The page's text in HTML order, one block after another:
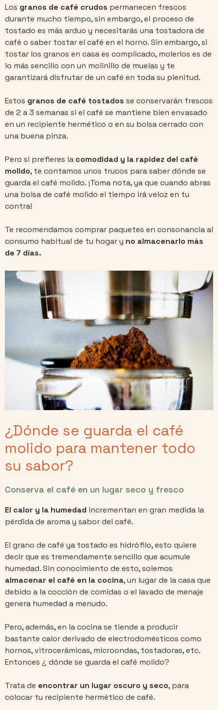
Los granos de café crudos permanecen frescos
durante mucho tiempo, sin embargo, el proceso de
tostado es más arduo y necesitarás una tostadora de
café o saber tostar el café en el horno. Sin embargo, si
tostar los granos en casa es complicado, molerlos es de
lo más sencillo con un molinillo de muelas y te
garantizará disfrutar de un café en toda su plenitud.
Estos granos de café tostados se conservarán frescos
de 2 a 3 semanas si el café se mantiene bien envasado
en un recipiente hermético o en su bolsa cerrado con
una buena pinza.
Pero si prefieres la comodidad y la rapidez del café
molido, te contamos unos trucos para saber dónde se
guarda el café molido. ¡Toma nota, ya que cuando abras
una bolsa de café molido el tiempo irá veloz en tu
contra!
Te recomendamos comprar paquetes en consonancia al
consumo habitual de tu hogar y no almacenarlo más
de 7 días.
¿Dónde se guarda el café
molido para mantener todo
su sabor?
Conserva el café en un lugar seco y fresco
El calor y la humedad incrementan en gran medida la
pérdida de aroma y sabor del café.
El grano de café ya tostado es hidrófilo, esto quiere
decir que es tremendamente sencillo que acumule
humedad. Sin conocimiento de esto, solemos
almacenar el café en la cocina, un lugar de la casa que
debido a la cocción de comidas o el lavado de menaje
genera humedad a menudo.
Pero, además, en la cocina se tiende a producir
bastante calor derivado de electrodomésticos como
hornos, vitrocerámicas, microondas, tostadoras, etc.
Entonces ¿ dónde se guarda el café molido?
Trata de encontrar un lugar oscuro y seco, para
colocar tu recipiente hermético de café.